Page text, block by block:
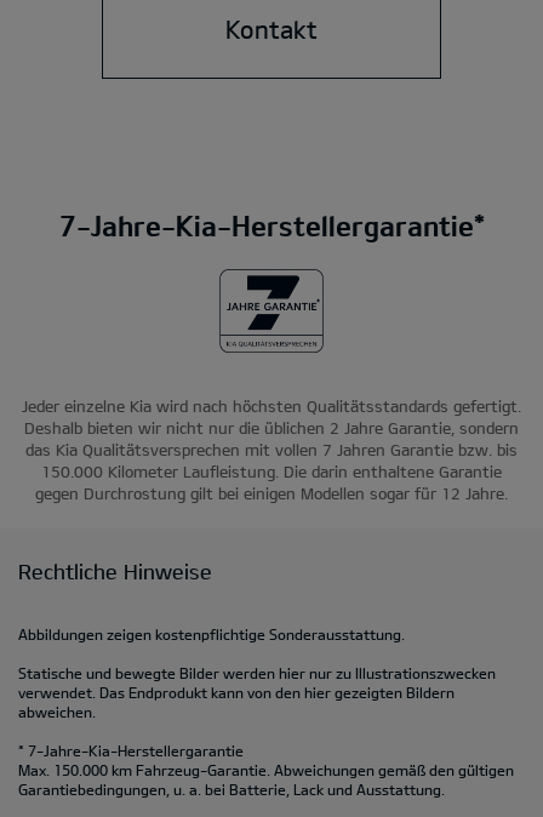
Kontakt
7-Jahre-Kia-Herstellergarantie*
Jeder einzelne Kia wird nach höchsten Qualitätsstandards gefertigt.
Deshalb bieten wir nicht nur die üblichen 2 Jahre Garantie, sondern
das Kia Qualitätsversprechen mit vollen 7 Jahren Garantie bzw. bis
150.000 Kilometer Laufleistung. Die darin enthaltene Garantie
gegen Durchrostung gilt bei einigen Modellen sogar für 12 Jahre.
Rechtliche Hinweise
Abbildungen zeigen kostenpflichtige Sonderausstattung.
Statische und bewegte Bilder werden hier nur zu Illustrationszwecken
verwendet. Das Endprodukt kann von den hier gezeigten Bildern
abweichen.
* 7-Jahre-Kia-Herstellergarantie
Max. 150.000 km Fahrzeug-Garantie. Abweichungen gemäß den gültigen
Garantiebedingungen, u. a. bei Batterie, Lack und Ausstattung.